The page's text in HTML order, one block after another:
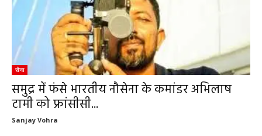
सेना
समुद्र में फंसे भारतीय नौसेना के कमांडर अभिलाष
टामी को फ्रांसीसी...
Sanjay Vohra